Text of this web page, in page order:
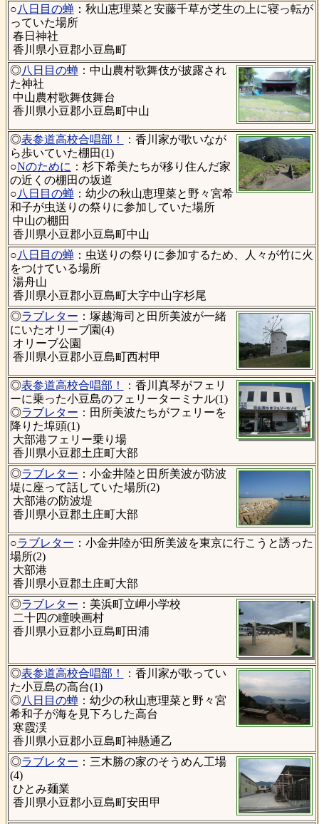
○八日目の蝉：秋山恵理菜と安藤千草が芝生の上に寝っ転が
っていた場所
春日神社
香川県小豆郡小豆島町
◎八日目の蝉：中山農村歌舞伎が披露され
た神社
中山農村歌舞伎舞台
香川県小豆郡小豆島町中山
◎表参道高校合唱部！
：香川家が歌いなが
ら歩いていた棚田(1)
○Nのために ：杉下希美たちが移り住んだ家
の近くの棚田の坂道
○八日目の蝉：幼少の秋山恵理菜と野々宮希
和子が虫送りの祭りに参加していた場所
中山の棚田
香川県小豆郡小豆島町中山
○八日目の蝉：虫送りの祭りに参加するため、人々が竹に火
をつけている場所
湯舟山
香川県小豆郡小豆島町大字中山字杉尾
◎ラブレター ：塚越海司と田所美波が一緒
にいたオリーブ園(4)
オリーブ公園
香川県小豆郡小豆島町西村甲
◎表参道高校合唱部！
：香川真琴がフェリ
ーに乗った小豆島のフェリーターミナル(1)
◎ラブレター ：田所美波たちがフェリーを
降りた埠頭(1)
大部港フェリー乗り場
香川県小豆郡土庄町大部
◎ラブレター ：小金井陸と田所美波が防波
堤に座って話していた場所(2)
大部港の防波堤
香川県小豆郡土庄町大部
○ラブレター ：小金井陸が田所美波を東京に行こうと誘った
場所(2)
大部港
香川県小豆郡土庄町大部
◎ラブレター ：美浜町立岬小学校
二十四の瞳映画村
香川県小豆郡小豆島町田浦
◎表参道高校合唱部！
：香川家が歌ってい
た小豆島の高台(1)
◎八日目の蝉：幼少の秋山恵理菜と野々宮
希和子が海を見下ろした高台
寒霞渓
香川県小豆郡小豆島町神懸通乙
◎ラブレター ：三木勝の家のそうめん工場
(4)
ひとみ麺業
香川県小豆郡小豆島町安田甲